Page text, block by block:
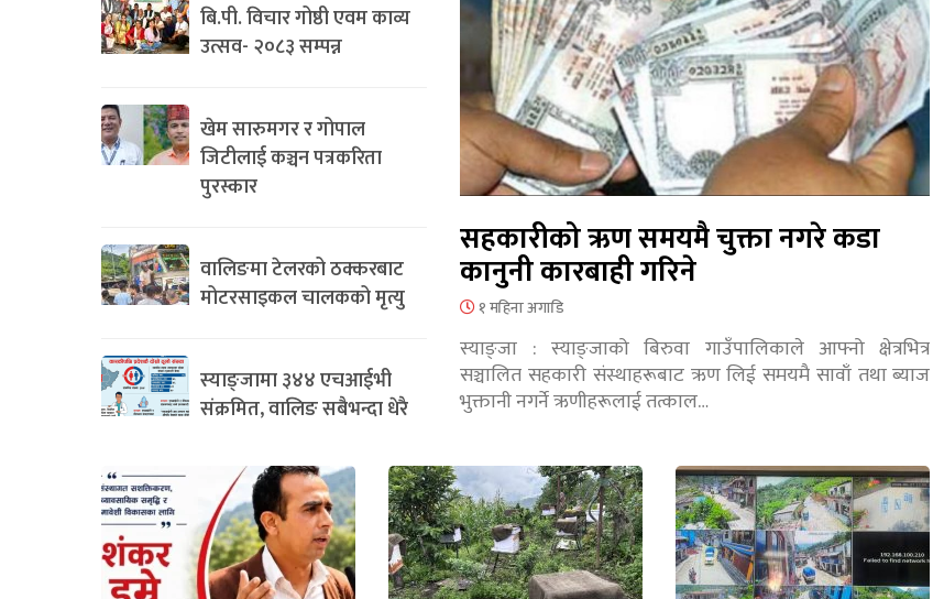
बि.पी. विचार गोष्ठी एवम काव्य
उत्सव- २०८३ सम्पन्न
खेम सारुमगर र गोपाल
जिटीलाई कञ्चन पत्रकरिता
पुरस्कार
वालिङमा टेलरको ठक्करबाट
मोटरसाइकल चालकको मृत्यु
स्याङ्जामा ३४४ एचआईभी
संक्रमित, वालिङ सबैभन्दा धेरै
सहकारीको ऋण समयमै चुक्ता नगरे कडा
कानुनी कारबाही गरिने
१ महिना अगाडि
स्याङ्जा : स्याङ्जाको बिरुवा गाउँपालिकाले आफ्नो क्षेत्रभित्र
सञ्चालित सहकारी संस्थाहरूबाट ऋण लिई समयमै सावाँ तथा ब्याज
भुक्तानी नगर्ने ऋणीहरूलाई तत्काल…